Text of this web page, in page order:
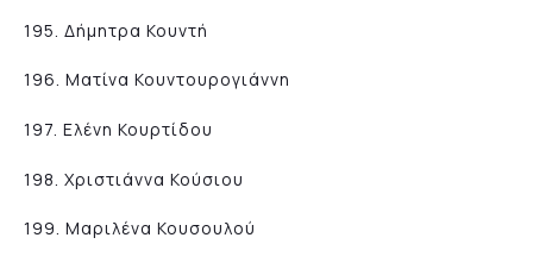
195. Δήμητρα Κουντή
196. Ματίνα Κουντουρογιάννη
197. Ελένη Κουρτίδου
198. Χριστιάννα Κούσιου
199. Μαριλένα Κουσουλού